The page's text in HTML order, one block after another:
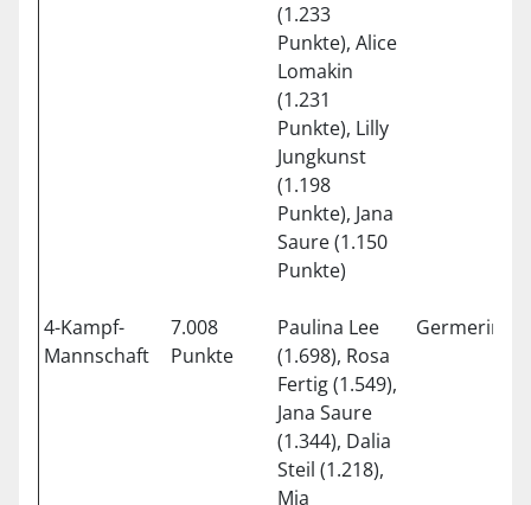
(1.233
Punkte), Alice
Lomakin
(1.231
Punkte), Lilly
Jungkunst
(1.198
Punkte), Jana
Saure (1.150
Punkte)
4-Kampf-
Mannschaft
7.008
Punkte
Paulina Lee
(1.698), Rosa
Fertig (1.549),
Jana Saure
(1.344), Dalia
Steil (1.218),
Mia
Germering